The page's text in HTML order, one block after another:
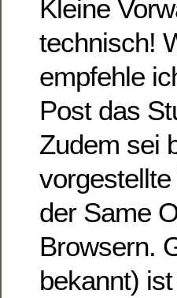
Kleine
technisch!
empfehle
Post das
Zudem sei
der Same
Browsern.
bekannt)